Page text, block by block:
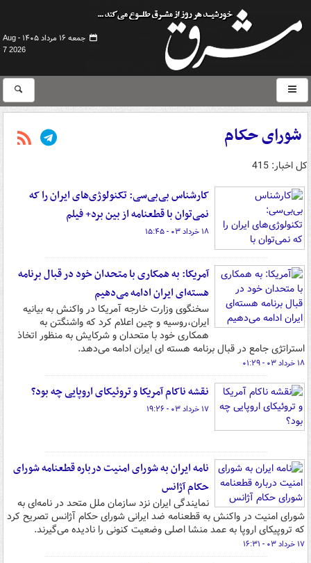
جمعه ۱۶ مرداد ۱۴۰۵ -
Aug
7 2026
شورای حکام
کل اخبار: 415
کارشناس بی‌بی‌سی: تکنولوژی‌های ایران را که
نمی‌توان با قطعنامه از بین برد+ فیلم
۱۸ خرداد ۰۳ - ۱۵:۴۵
آمریکا: به همکاری با متحدان خود در قبال برنامه
هسته‌ای ایران ادامه ‌می‌دهیم
سخنگوی وزارت خارجه آمریکا در واکنش به بیانیه
ایران،روسیه و چین اعلام کرد که واشنگتن به
همکاری خود با متحدان و شرکایش به منظور اتخاذ
استراتژی جامع در قبال برنامه هسته ای ایران ادامه می‌دهد.
۱۸ خرداد ۰۳ - ۰۱:۲۹
نقشه ناکام آمریکا و تروئیکای اروپایی چه بود؟
۱۷ خرداد ۰۳ - ۱۹:۲۶
نامه ایران به شورای امنیت درباره قطعنامه شورای
حکام آژانس
نمایندگی ایران نزد سازمان ملل متحد در نامه‌ای به
شورای امنیت در واکنش به قطعنامه ضد ایرانی شورای حکام آژانس تصریح کرد
که تروپیکای اروپا به عمد منشا اصلی وضعیت کنونی را نادیده می‌گیرند.
۱۷ خرداد ۰۳ - ۱۶:۳۱